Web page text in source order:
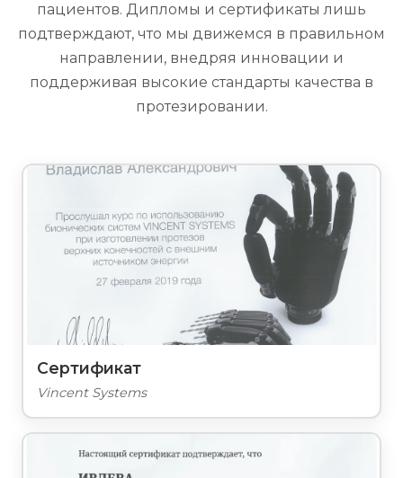
пациентов. Дипломы и сертификаты лишь
подтверждают, что мы движемся в правильном
направлении, внедряя инновации и
поддерживая высокие стандарты качества в
протезировании.
Сертификат
Vincent Systems